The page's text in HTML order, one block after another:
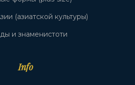
(азиатской культуры)
и знаменистоти
Info